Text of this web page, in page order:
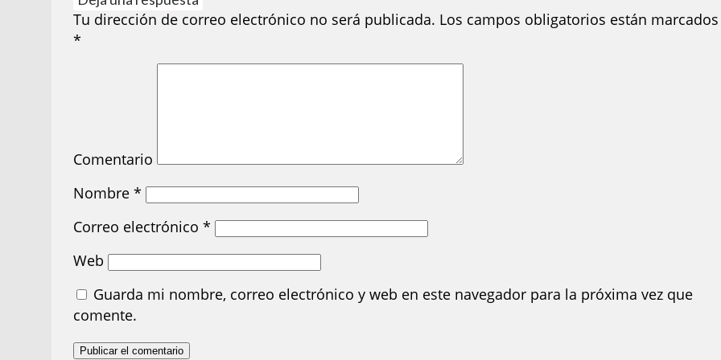
Tu dirección de correo electrónico no será publicada. Los campos obligatorios están
*
Comentario
Nombre*
Correo electrónico*
Web
Guarda mi nombre, correo electrónico y web en este navegador para la próxima vez que
comente.